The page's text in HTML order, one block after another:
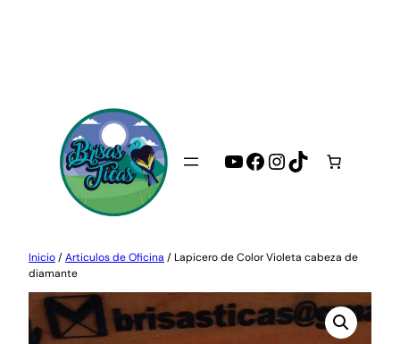
contenido
YouTube
Facebook
Instagram
TikTok
Inicio/Articulos de Oficina / Lapicero de Color Violeta cabeza de
diamante